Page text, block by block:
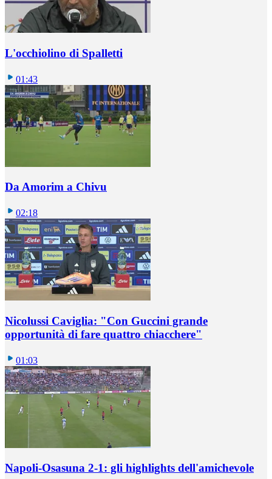
L'occhiolino di Spalletti
01:43
Da Amorim a Chivu
02:18
Nicolussi Caviglia: "Con Guccini grande
opportunità di fare quattro chiacchere"
01:03
Napoli-Osasuna 2-1: gli highlights dell'amichevole